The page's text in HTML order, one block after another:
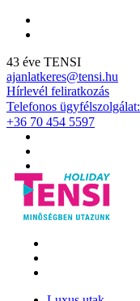
43 éve TENSI
ajanlatkeres@tensi.hu
Hírlevél feliratkozás
Telefonos ügyfélszolgálat:
+36 70 454 5597